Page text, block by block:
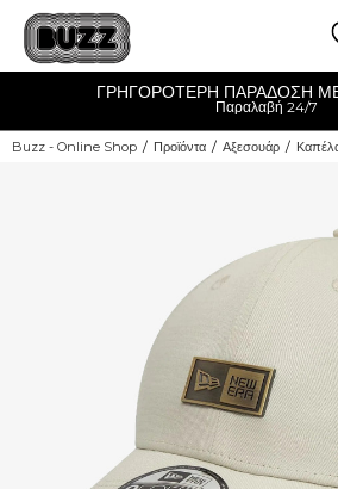
ΓΡΗΓΟΡΟΤΕΡΗ ΠΑΡΑΔΟΣΗ
Παραλαβή 24/7
Buzz - Online Shop Προϊόντα Αξεσουάρ